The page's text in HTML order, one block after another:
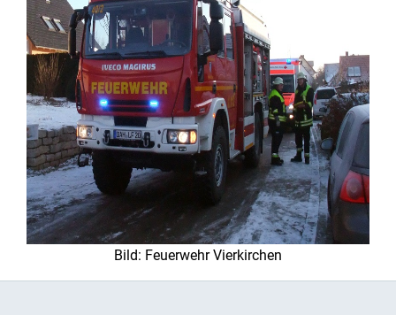
Bild: Feuerwehr Vierkirchen